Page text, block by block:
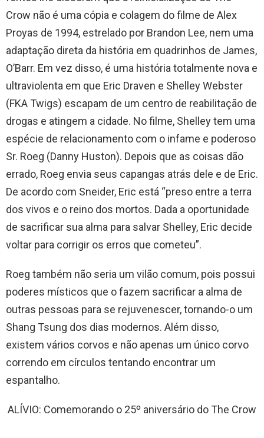
Crow não é uma cópia e colagem do filme de Alex
Proyas de 1994, estrelado por Brandon Lee, nem uma
adaptação direta da história em quadrinhos de James,
O’Barr. Em vez disso, é uma história totalmente nova e
ultraviolenta em que Eric Draven e Shelley Webster
(FKA Twigs) escapam de um centro de reabilitação de
drogas e atingem a cidade. No filme, Shelley tem uma
espécie de relacionamento com o infame e poderoso
Sr. Roeg (Danny Huston). Depois que as coisas dão
errado, Roeg envia seus capangas atrás dele e de Eric.
De acordo com Sneider, Eric está “preso entre a terra
dos vivos e o reino dos mortos. Dada a oportunidade
de sacrificar sua alma para salvar Shelley, Eric decide
voltar para corrigir os erros que cometeu”.
Roeg também não seria um vilão comum, pois possui
poderes místicos que o fazem sacrificar a alma de
outras pessoas para se rejuvenescer, tornando-o um
Shang Tsung dos dias modernos. Além disso,
existem vários corvos e não apenas um único corvo
correndo em círculos tentando encontrar um
espantalho.
ALÍVIO: Comemorando o 25º aniversário do The Crow